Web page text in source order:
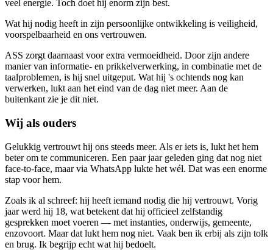
veel energie. Toch doet hij enorm zijn best.
Wat hij nodig heeft in zijn persoonlijke ontwikkeling is veiligheid,
voorspelbaarheid en ons vertrouwen.
ASS zorgt daarnaast voor extra vermoeidheid. Door zijn andere
manier van informatie- en prikkelverwerking, in combinatie met de
taalproblemen, is hij snel uitgeput. Wat hij 's ochtends nog kan
verwerken, lukt aan het eind van de dag niet meer. Aan de
buitenkant zie je dit niet.
Wij als ouders
Gelukkig vertrouwt hij ons steeds meer. Als er iets is, lukt het hem
beter om te communiceren. Een paar jaar geleden ging dat nog niet
face-to-face, maar via WhatsApp lukte het wél. Dat was een enorme
stap voor hem.
Zoals ik al schreef: hij heeft iemand nodig die hij vertrouwt. Vorig
jaar werd hij 18, wat betekent dat hij officieel zelfstandig
gesprekken moet voeren — met instanties, onderwijs, gemeente,
enzovoort. Maar dat lukt hem nog niet. Vaak ben ik erbij als zijn tolk
en brug. Ik begrijp echt wat hij bedoelt.